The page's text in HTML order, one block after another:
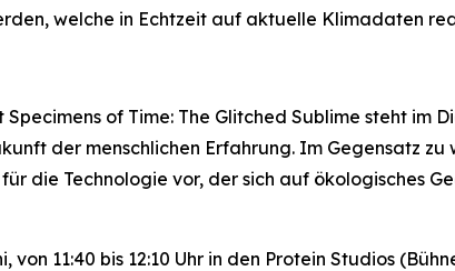
welche in Echtzeit auf aktuelle Klimadaten
Specimens of Time: The Glitched Sublime steht im
der menschlichen Erfahrung. Im Gegensatz
die Technologie vor, der sich auf ökologisches
11:40 bis 12:10 Uhr in den Protein Studios